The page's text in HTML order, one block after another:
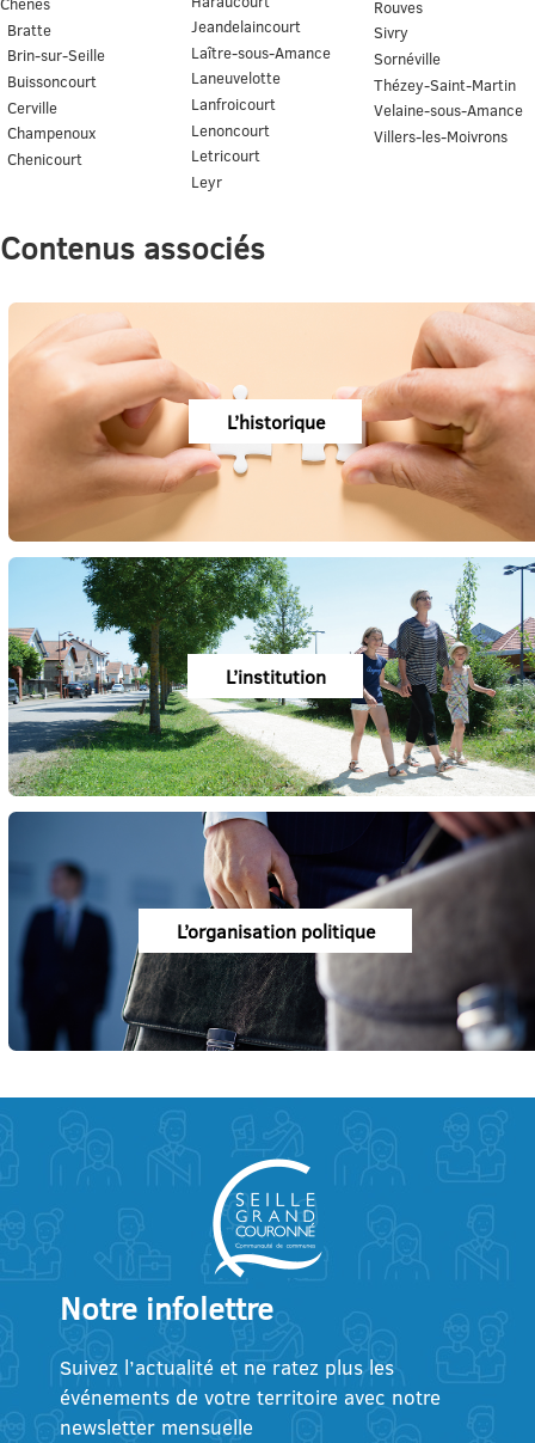
Bratte
Brin-sur-Seille
Buissoncourt
Cerville
Champenoux
Chenicourt
Jeandelaincourt
Laître-sous-Amance
Laneuvelotte
Lanfroicourt
Lenoncourt
Letricourt
Leyr
Rouves
Sivry
Sornéville
Thézey-Saint-Martin
Velaine-sous-Amance
Villers-les-Moivrons
Contenus associés
L’historique
L’institution
L’organisation politique
Notre infolettre
Suivez l’actualité et ne ratez plus les
événements de votre territoire avec notre
newsletter mensuelle